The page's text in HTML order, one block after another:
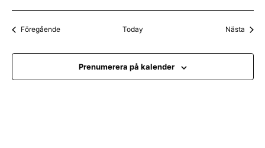
n
r
FöregåendeEvenemang Today Nästa
Prenumerera på kalender